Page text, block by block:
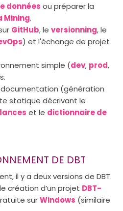
données ou préparer la
Mining.
GitHub, le versionning, le
) et l'échange de projet
simple (dev, prod,
(génération
statique décrivant le
et le dictionnaire de
DE DBT
il y a deux versions de DBT.
création d’un projet DBT-
surWindows (similaire